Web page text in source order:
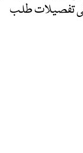
تفصیلات طلب